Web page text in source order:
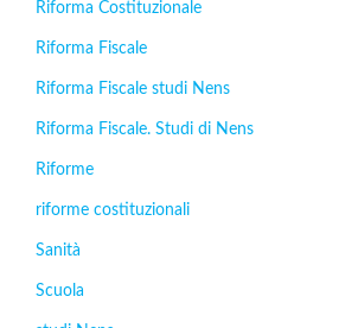
Riforma Costituzionale
Riforma Fiscale
Riforma Fiscale studi Nens
Riforma Fiscale. Studi di Nens
Riforme
riforme costituzionali
Sanità
Scuola